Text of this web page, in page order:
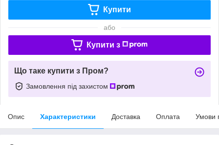
Купити
або
Купити з
Що таке купити з Пром?
Замовлення під захистом
Опис Характеристики Доставка Оплата Умови